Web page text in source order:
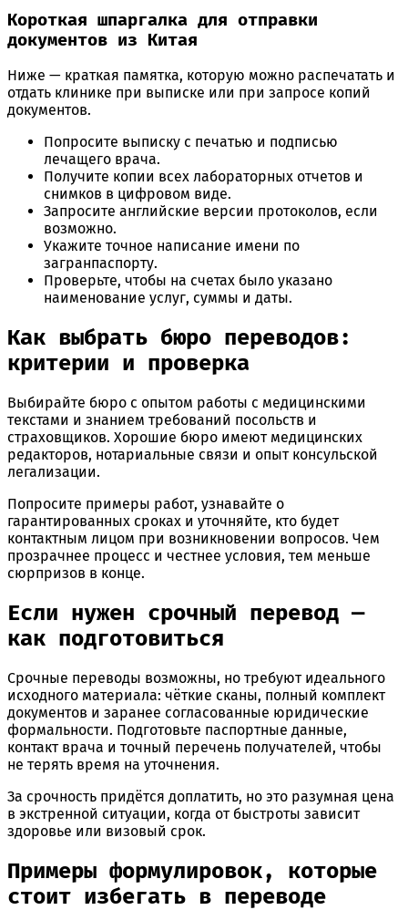
Короткая шпаргалка для отправки
документов из Китая
Ниже — краткая памятка, которую можно распечатать и
отдать клинике при выписке или при запросе копий
документов.
Попросите выписку с печатью и подписью
лечащего врача.
Получите копии всех лабораторных отчетов и
снимков в цифровом виде.
Запросите английские версии протоколов, если
возможно.
Укажите точное написание имени по
загранпаспорту.
Проверьте, чтобы на счетах было указано
наименование услуг, суммы и даты.
Как выбрать бюро переводов:
критерии и проверка
Выбирайте бюро с опытом работы с медицинскими
текстами и знанием требований посольств и
страховщиков. Хорошие бюро имеют медицинских
редакторов, нотариальные связи и опыт консульской
легализации.
Попросите примеры работ, узнавайте о
гарантированных сроках и уточняйте, кто будет
контактным лицом при возникновении вопросов. Чем
прозрачнее процесс и честнее условия, тем меньше
сюрпризов в конце.
Если нужен срочный перевод —
как подготовиться
Срочные переводы возможны, но требуют идеального
исходного материала: чёткие сканы, полный комплект
документов и заранее согласованные юридические
формальности. Подготовьте паспортные данные,
контакт врача и точный перечень получателей, чтобы
не терять время на уточнения.
За срочность придётся доплатить, но это разумная цена
в экстренной ситуации, когда от быстроты зависит
здоровье или визовый срок.
Примеры формулировок, которые
стоит избегать в переводе